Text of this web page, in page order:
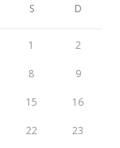
S D
1 2
8 9
15 16
22 23